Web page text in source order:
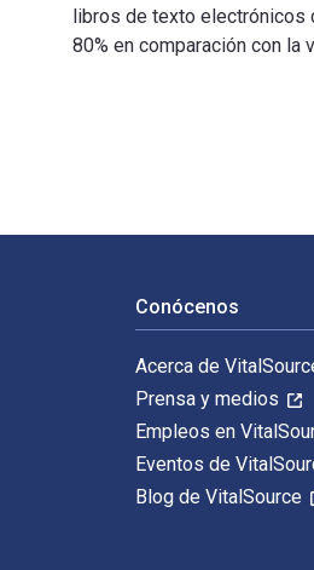
libros de texto electrónicos
80% en comparación con
Conócenos
Acerca de
Prensa y medios
Empleos en
Eventos de
Blog de VitalSource